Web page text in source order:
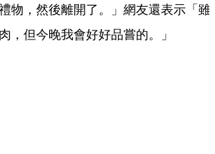
物，然後離開了。」網友還表示「雖
，但今晚我會好好品嘗的。」